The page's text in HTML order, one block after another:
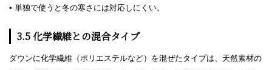
• 単独で使うと冬の寒さには対応しにくい。
3.5 化学繊維との混合タイプ
ダウンに化学繊維（ポリエステルなど）を混ぜたタイプは、天然素材の